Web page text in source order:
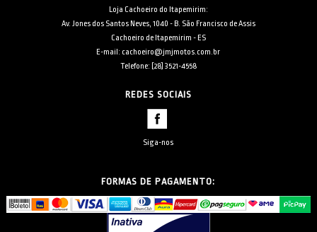
Loja Cachoeiro do Itapemirim:
Av. Jones dos Santos Neves, 1040 - B. São Francisco de Assis
Cachoeiro de Itapemirim - ES
E-mail: cachoeiro@jmjmotos.com.br
Telefone: [28] 3521-4558
REDES SOCIAIS
Siga-nos
FORMAS DE PAGAMENTO: